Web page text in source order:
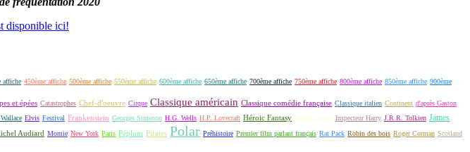
disponible ici!
affiche 450ème affiche 500ème affiche 550ème affiche 600ème affiche 650ème affiche 700ème affiche 750ème affiche 800ème affiche 850ème affiche 900ème
et épées Catastrophes Chef-d'oeuvre Cirque Classique américain Classique comédie française Classique italien Continent d'après Gaston
Elvis Festival Frankenstein Georges Simenon H.G. Wells H.P. Lovecraft Héroic Fantasy Indiana Jones Inspecteur Harry J.R.R. Tolkien James
Audiard Momie New York Paris Péplum Pirates Polar Préhistoire Premier film parlant français Rat Pack Robin des bois Roger Corman Scotland